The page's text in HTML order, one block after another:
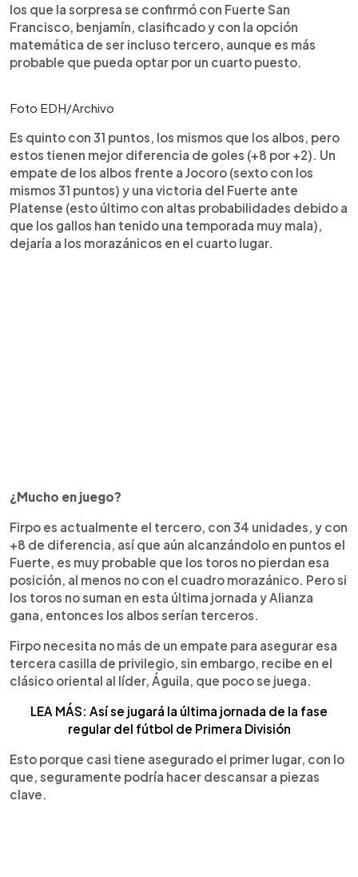
los que la sorpresa se confirmó con Fuerte San
Francisco, benjamín, clasificado y con la opción
matemática de ser incluso tercero, aunque es más
probable que pueda optar por un cuarto puesto.
Foto EDH/Archivo
Es quinto con 31 puntos, los mismos que los albos, pero
estos tienen mejor diferencia de goles (+8 por +2). Un
empate de los albos frente a Jocoro (sexto con los
mismos 31 puntos) y una victoria del Fuerte ante
Platense (esto último con altas probabilidades debido a
que los gallos han tenido una temporada muy mala),
dejaría a los morazánicos en el cuarto lugar.
¿Mucho en juego?
Firpo es actualmente el tercero, con 34 unidades, y con
+8 de diferencia, así que aún alcanzándolo en puntos el
Fuerte, es muy probable que los toros no pierdan esa
posición, al menos no con el cuadro morazánico. Pero si
los toros no suman en esta última jornada y Alianza
gana, entonces los albos serían terceros.
Firpo necesita no más de un empate para asegurar esa
tercera casilla de privilegio, sin embargo, recibe en el
clásico oriental al líder, Águila, que poco se juega.
LEA MÁS: Así se jugará la última jornada de la fase
regular del fútbol de Primera División
Esto porque casi tiene asegurado el primer lugar, con lo
que, seguramente podría hacer descansar a piezas
clave.